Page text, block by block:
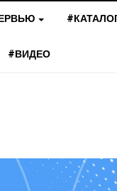
#ВИДЕО